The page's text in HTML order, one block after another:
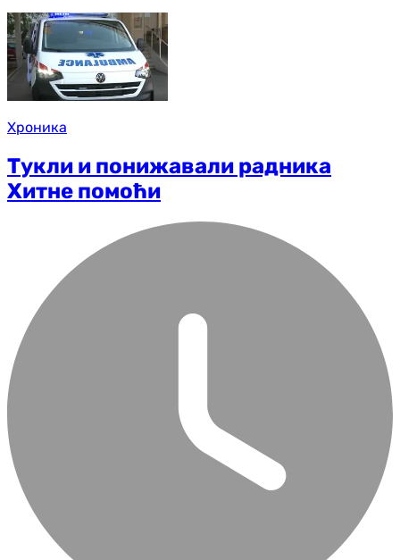
Хроника
Тукли и понижавали радника
Хитне помоћи